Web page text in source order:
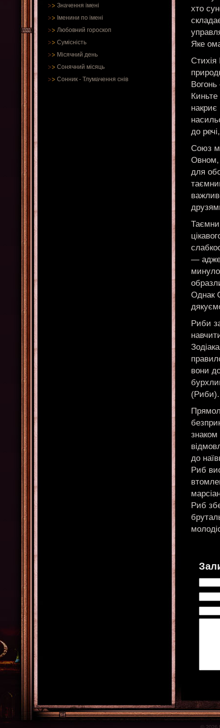
Значення імені
Іменини по імені
Любовний гороскоп
Сумісність
Місячний день
Сонячний місяць
Сонник - Тлумачення снів
хто
Яке
Киньте
накриє
до
Союз
Овном,
для
— адже
Однак
Риби
вони
(Риби).
до
Риб
Риб